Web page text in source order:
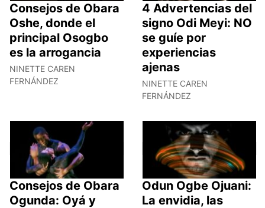
Consejos de Obara
Oshe, donde el
principal Osogbo
es la arrogancia
NINETTE CAREN
FERNÁNDEZ
4 Advertencias del
signo Odi Meyi: NO
se guíe por
experiencias
ajenas
NINETTE CAREN
FERNÁNDEZ
Consejos de Obara
Ogunda: Oyá y
Odun Ogbe Ojuani:
La envidia, las